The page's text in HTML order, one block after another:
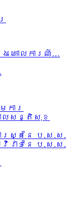
គោលការណ៍…
ារ
លសន្តិសុខ
ស្រ្តនៃ ប.ស.ស.
វិវាទនៃ ប.ស.ស.